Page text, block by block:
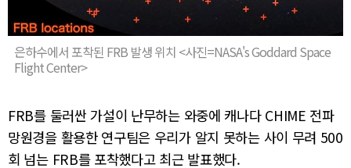
은하수에서 포착된 FRB 발생 위치 <사진=NASA's Goddard Space
Flight Center>
FRB를 둘러싼 가설이 난무하는 와중에 캐나다 CHIME 전파
망원경을 활용한 연구팀은 우리가 알지 못하는 사이 무려 500
회 넘는 FRB를 포착했다고 최근 발표했다.